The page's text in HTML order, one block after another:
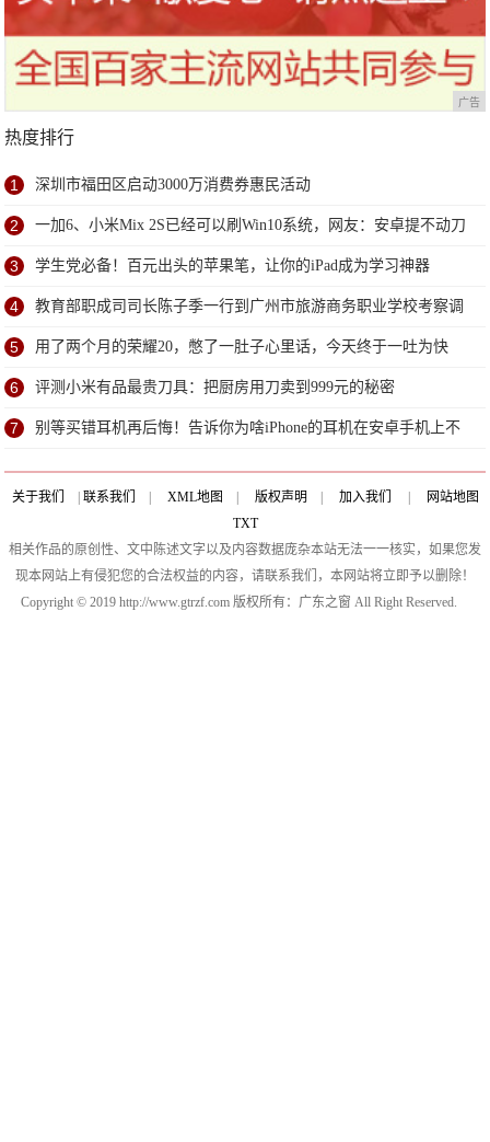
广告
热度排行
1 深圳市福田区启动3000万消费券惠民活动
2 一加6、小米Mix 2S已经可以刷Win10系统，网友：安卓提不动刀
了？
3 学生党必备！百元出头的苹果笔，让你的iPad成为学习神器
4 教育部职成司司长陈子季一行到广州市旅游商务职业学校考察调
研
5 用了两个月的荣耀20，憋了一肚子心里话，今天终于一吐为快
6 评测小米有品最贵刀具：把厨房用刀卖到999元的秘密
7 别等买错耳机再后悔！告诉你为啥iPhone的耳机在安卓手机上不
能用
关于我们 联系我们 XML地图 版权声明 加入我们
网站地图
TXT
相关作品的原创性、文中陈述文字以及内容数据庞杂本站无法一一核实，如果您发
现本网站上有侵犯您的合法权益的内容，请联系我们，本网站将立即予以删除！
Copyright © 2019 http://www.gtrzf.com 版权所有：广东之窗 All Right Reserved.